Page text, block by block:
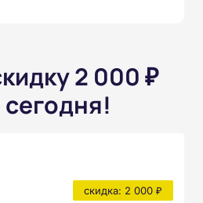
2 000 ₽
скидка: 2 000 ₽